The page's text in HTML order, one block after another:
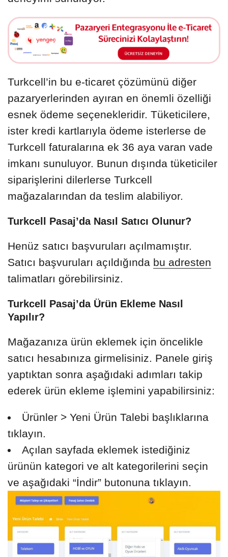
Turkcell’in bu e-ticaret çözümünü diğer
pazaryerlerinden ayıran en önemli özelliği
esnek ödeme seçenekleridir. Tüketicilere,
ister kredi kartlarıyla ödeme isterlerse de
Turkcell faturalarına ek 36 aya varan vade
imkanı sunuluyor. Bunun dışında tüketiciler
siparişlerini dilerlerse Turkcell
mağazalarından da teslim alabiliyor.
Turkcell Pasaj’da Nasıl Satıcı Olunur?
Henüz satıcı başvuruları açılmamıştır.
Satıcı başvuruları açıldığında bu adresten
talimatları görebilirsiniz.
Turkcell Pasaj’da Ürün Ekleme Nasıl
Yapılır?
Mağazanıza ürün eklemek için öncelikle
satıcı hesabınıza girmelisiniz. Panele giriş
yaptıktan sonra aşağıdaki adımları takip
ederek ürün ekleme işlemini yapabilirsiniz:
Ürünler > Yeni Ürün Talebi başlıklarına
tıklayın.
Açılan sayfada eklemek istediğiniz
ürünün kategori ve alt kategorilerini seçin
ve aşağıdaki “İndir” butonuna tıklayın.